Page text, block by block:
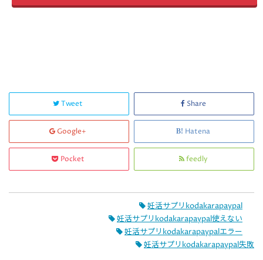
Tweet Share
Google+ Hatena
Pocket feedly
妊活サプリkodakarapaypal
妊活サプリkodakarapaypal使えない
妊活サプリkodakarapaypalエラー
妊活サプリkodakarapaypal失敗